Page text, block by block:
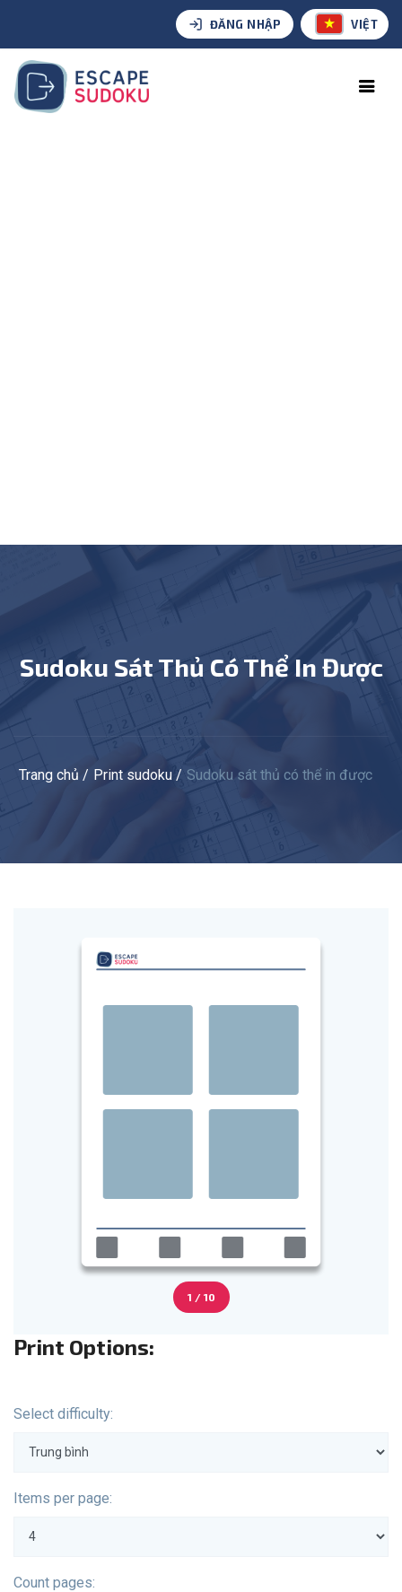
ĐĂNG NHẬP VIỆT
Sudoku Sát Thủ Có Thể In Được
Trang chủ Print sudoku Sudoku sát thủ có thể in được
1 / 10
Print Options:
Select difficulty:
Items per page:
Count pages: